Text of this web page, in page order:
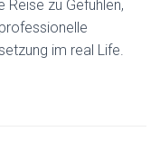
Reise zu Gefühlen,
im real Life.